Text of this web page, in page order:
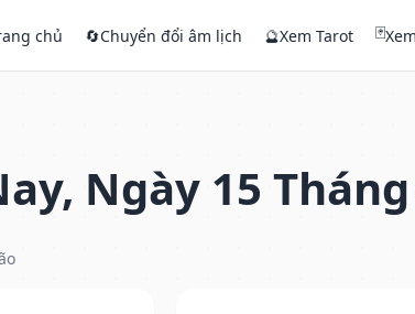
chủ 🔄Chuyển đổi âm lịch 🔮Xem Tarot 🃏
Ngày 15